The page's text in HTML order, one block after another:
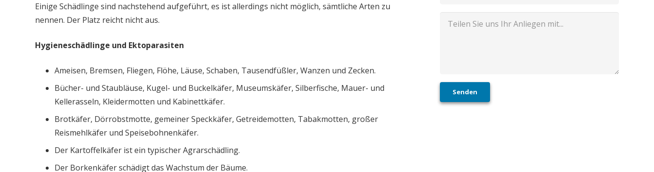
Einige Schädlinge sind nachstehend aufgeführt, es ist allerdings nicht möglich, sämtliche Arten zu
nennen. Der Platz reicht nicht aus.
Hygieneschädlinge und Ektoparasiten
Ameisen, Bremsen, Fliegen, Flöhe, Läuse, Schaben, Tausendfüßler, Wanzen und Zecken.
Bücher- und Staubläuse, Kugel- und Buckelkäfer, Museumskäfer, Silberfische, Mauer- und
Kellerasseln, Kleidermotten und Kabinettkäfer.
Brotkäfer, Dörrobstmotte, gemeiner Speckkäfer, Getreidemotten, Tabakmotten, großer
Reismehlkäfer und Speisebohnenkäfer.
Der Kartoffelkäfer ist ein typischer Agrarschädling.
Der Borkenkäfer schädigt das Wachstum der Bäume.
Senden